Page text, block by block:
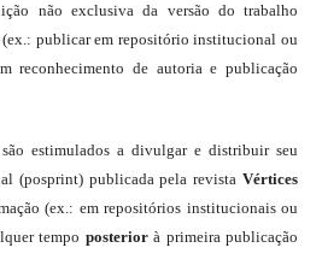
não exclusiva da versão do trabalho
publicar em repositório institucional ou
reconhecimento de autoria e publicação
estimulados a divulgar e distribuir seu
(posprint) publicada pela revistaVértices
(ex.: em repositórios institucionais ou
tempo posteriorà primeira publicação